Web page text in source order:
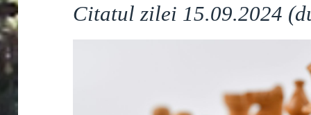
Citatul zilei 15.09.2024